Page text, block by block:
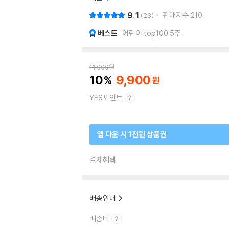
9.1 23 판매지수 210
베스트 어린이 top100 5주
11,000원
10 9,900
YES포인트
앱 다운 시 1천원 상품권
결제혜택
배송안내
배송비